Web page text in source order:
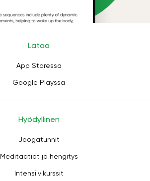
Lataa
App Storessa
Google Playssa
Hyödyllinen
Joogatunnit
Meditaatiot ja hengitys
Intensiivikurssit